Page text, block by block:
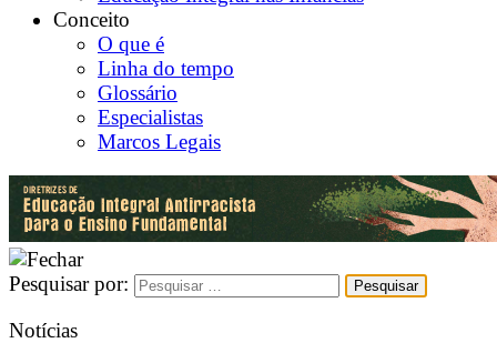
Conceito
O que é
Linha do tempo
Glossário
Especialistas
Marcos Legais
Pesquisar por:
Notícias